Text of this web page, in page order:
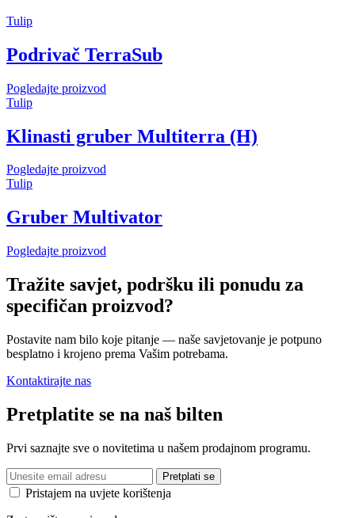
Tulip
Podrivač TerraSub
Pogledajte proizvod
Tulip
Klinasti gruber Multiterra (H)
Pogledajte proizvod
Tulip
Gruber Multivator
Pogledajte proizvod
Tražite savjet, podršku ili ponudu za
specifičan proizvod?
Postavite nam bilo koje pitanje — naše savjetovanje je potpuno
besplatno i krojeno prema Vašim potrebama.
Kontaktirajte nas
Pretplatite se na naš bilten
Prvi saznajte sve o novitetima u našem prodajnom programu.
Pristajem na uvjete korištenja